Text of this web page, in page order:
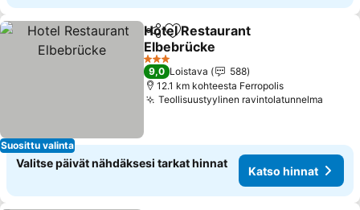
Suosittu valinta
Jaa Lisää suosikkeihin
Hotel Restaurant
Elbebrücke
Katso hinnat
3 Tähtiluokitus
9,0 Loistava
588
12.1 km kohteesta Ferropolis
Teollisuustyylinen ravintolatunnelma
Valitse päivät nähdäksesi tarkat hinnat
Katso hinnat